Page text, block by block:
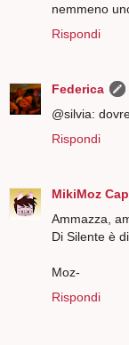
nemmeno
Rispondi
Federica
@silvia:
Rispondi
MikiMoz
Ammazza,
Di Silente è
Moz-
Rispondi